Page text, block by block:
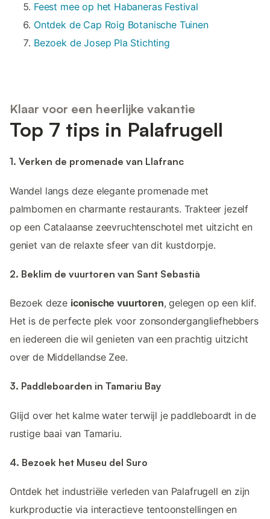
Feest mee op het Habaneras Festival
Ontdek de Cap Roig Botanische Tuinen
Bezoek de Josep Pla Stichting
Klaar voor een heerlijke vakantie
Top 7 tips in Palafrugell
1. Verken de promenade van Llafranc
Wandel langs deze elegante promenade met
palmbomen en charmante restaurants. Trakteer jezelf
op een Catalaanse zeevruchtenschotel met uitzicht en
geniet van de relaxte sfeer van dit kustdorpje.
2. Beklim de vuurtoren van Sant Sebastià
Bezoek deze iconische vuurtoren, gelegen op een klif.
Het is de perfecte plek voor zonsondergangliefhebbers
en iedereen die wil genieten van een prachtig uitzicht
over de Middellandse Zee.
3. Paddleboarden in Tamariu Bay
Glijd over het kalme water terwijl je paddleboardt in de
rustige baai van Tamariu.
4. Bezoek het Museu del Suro
Ontdek het industriële verleden van Palafrugell en zijn
kurkproductie via interactieve tentoonstellingen en